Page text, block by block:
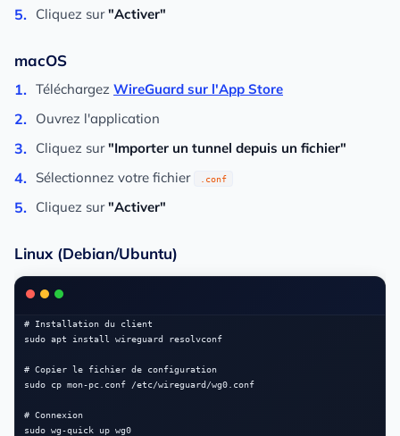
Cliquez sur"Activer"
macOS
Téléchargez WireGuard sur l'App Store
Ouvrez l'application
Cliquez sur"Importer un tunnel depuis un fichier"
Sélectionnez votre fichier
.conf
Cliquez sur"Activer"
Linux (Debian/Ubuntu)
# Installation du client
sudo apt install wireguard resolvconf
# Copier le fichier de configuration
sudo cp mon-pc.conf /etc/wireguard/wg0.conf
# Connexion
sudo wg-quick up wg0